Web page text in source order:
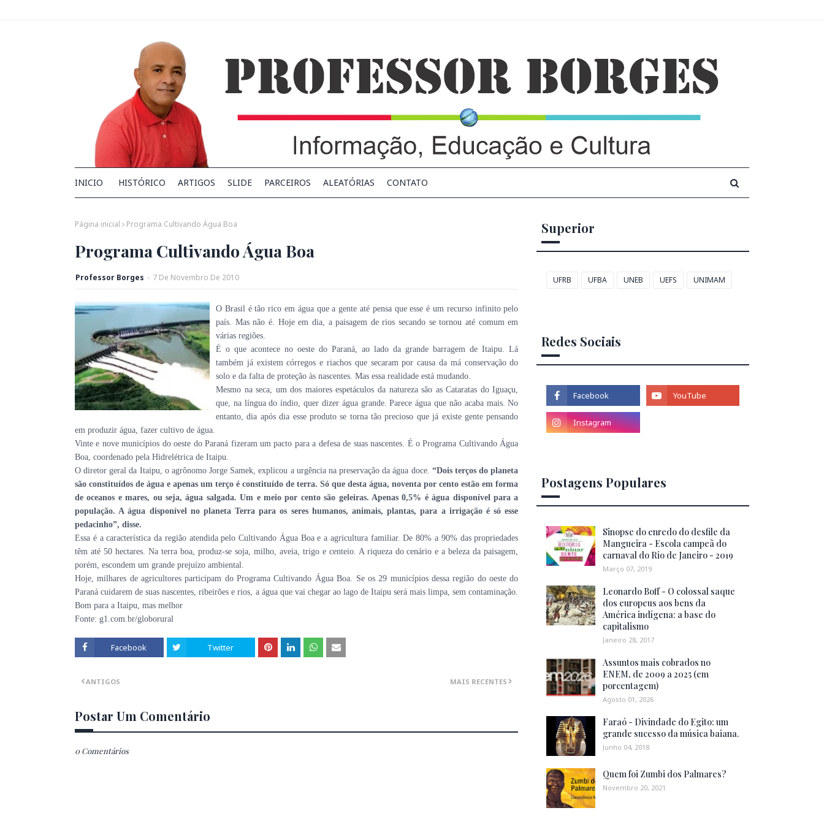
INICIO HISTÓRICO ARTIGOS SLIDE PARCEIROS ALEATÓRIAS CONTATO
Página inicial Programa Cultivando Água Boa
Programa Cultivando Água Boa
Professor Borges - 7 De Novembro De 2010
O Brasil é tão rico em água que a gente até pensa que esse é um recurso infinito pelo
país. Mas não é. Hoje em dia, a paisagem de rios secando se tornou até comum em
várias regiões.
É o que acontece no oeste do Paraná, ao lado da grande barragem de Itaipu. Lá
também já existem córregos e riachos que secaram por causa da má conservação do
solo e da falta de proteção às nascentes. Mas essa realidade está mudando.
Mesmo na seca, um dos maiores espetáculos da natureza são as Cataratas do Iguaçu,
que, na língua do índio, quer dizer água grande. Parece água que não acaba mais. No
entanto, dia após dia esse produto se torna tão precioso que já existe gente pensando
em produzir água, fazer cultivo de água.
Vinte e nove municípios do oeste do Paraná fizeram um pacto para a defesa de suas nascentes. É o Programa Cultivando Água
Boa, coordenado pela Hidrelétrica de Itaipu.
O diretor geral da Itaipu, o agrônomo Jorge Samek, explicou a urgência na preservação da água doce. “Dois terços do planeta
são constituídos de água e apenas um terço é constituído de terra. Só que desta água, noventa por cento estão em forma
de oceanos e mares, ou seja, água salgada. Um e meio por cento são geleiras. Apenas 0,5% é água disponível para a
população. A água disponível no planeta Terra para os seres humanos, animais, plantas, para a irrigação é só esse
pedacinho”, disse.
Essa é a característica da região atendida pelo Cultivando Água Boa e a agricultura familiar. De 80% a 90% das propriedades
têm até 50 hectares. Na terra boa, produz-se soja, milho, aveia, trigo e centeio. A riqueza do cenário e a beleza da paisagem,
porém, escondem um grande prejuízo ambiental.
Hoje, milhares de agricultores participam do Programa Cultivando Água Boa. Se os 29 municípios dessa região do oeste do
Paraná cuidarem de suas nascentes, ribeirões e rios, a água que vai chegar ao lago de Itaipu será mais limpa, sem contaminação.
Bom para a Itaipu, mas melhor
Fonte: g1.com.br/globorural
Facebook Twitter
MAIS RECENTES
ANTIGOS
Postar Um Comentário
0 Comentários
Superior
UFRB UFBA UNEB UEFS UNIMAM
Redes Sociais
Postagens Populares
Sinopse do enredo do desfile da
Mangueira - Escola campeã do
carnaval do Rio de Janeiro - 2019
Março 07, 2019
Leonardo Boff - O colossal saque
dos europeus aos bens da
América indígena: a base do
capitalismo
Janeiro 28, 2017
Assuntos mais cobrados no
ENEM, de 2009 a 2025 (em
porcentagem)
Agosto 01, 2026
Faraó - Divindade do Egito: um
grande sucesso da música baiana.
Junho 04, 2018
Quem foi Zumbi dos Palmares?
Novembro 20, 2021